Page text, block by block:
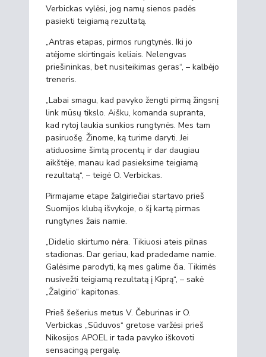
Verbickas vylėsi, jog namų sienos padės
pasiekti teigiamą rezultatą.
„Antras etapas, pirmos rungtynės. Iki jo
atėjome skirtingais keliais. Nelengvas
priešininkas, bet nusiteikimas geras“, – kalbėjo
treneris.
„Labai smagu, kad pavyko žengti pirmą žingsnį
link mūsų tikslo. Aišku, komanda supranta,
kad rytoj laukia sunkios rungtynės. Mes tam
pasiruošę. Žinome, ką turime daryti. Jei
atiduosime šimtą procentų ir dar daugiau
aikštėje, manau kad pasieksime teigiamą
rezultatą“, – teigė O. Verbickas.
Pirmajame etape žalgiriečiai startavo prieš
Suomijos klubą išvykoje, o šį kartą pirmas
rungtynes žais namie.
„Didelio skirtumo nėra. Tikiuosi ateis pilnas
stadionas. Dar geriau, kad pradedame namie.
Galėsime parodyti, ką mes galime čia. Tikimės
nusivežti teigiamą rezultatą į Kiprą“, – sakė
„Žalgirio“ kapitonas.
Prieš šešerius metus V. Čeburinas ir O.
Verbickas „Sūduvos“ gretose varžėsi prieš
Nikosijos APOEL ir tada pavyko iškovoti
sensacingą pergalę.